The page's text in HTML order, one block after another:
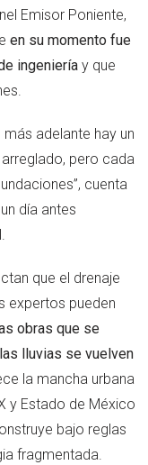
Emisor Poniente,
en su momento fue
ingeniería y que
adelante hay un
pero cada
cuenta
día antes
que el drenaje
expertos pueden
obras que se
lluvias se vuelven
la mancha urbana
y Estado de México
bajo reglas
fragmentada.